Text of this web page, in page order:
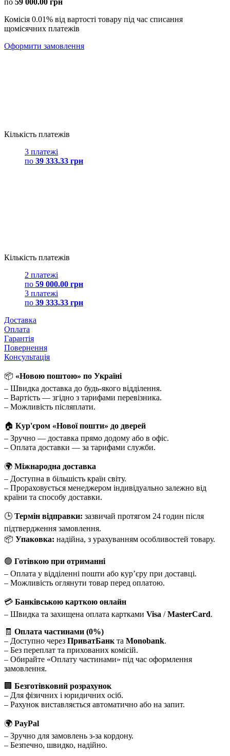
Комісія 0.01% від вартості товару під час списання
щомісячних платежів
Оформити замовлення
Кількість платежів
3 платежі
по 39 333.33 грн
Кількість платежів
2 платежі
по 59 000.00 грн
3 платежі
по 39 333.33 грн
Доставка
Оплата
Гарантія
Повернення
Консультація
📦 «Новою поштою» по Україні
– Швидка доставка до будь-якого відділення.
– Вартість — згідно з тарифами перевізника.
– Можливість післяплати.
🏠 Кур'єром «Нової пошти» до дверей
– Зручно — доставка прямо додому або в офіс.
– Оплата доставки — за тарифами служби.
🌍 Міжнародна доставка
– Доступна в більшість країн світу.
– Прораховується менеджером індивідуально залежно від
країни та способу доставки.
🕒 Термін відправки: зазвичай протягом 24 годин після
підтвердження замовлення.
📦 Упаковка: надійна, з урахуванням особливостей товару.
🟢 Готівкою при отриманні
– Оплата у відділенні пошти або кур’єру при доставці.
– Можливість оглянути товар перед оплатою.
💳 Банківською карткою онлайн
– Швидка та захищена оплата картками Visa /MasterCard.
🧾 Оплата частинами (0%)
– Доступно через ПриватБанк та Monobank.
– Без переплат та прихованих комісій.
– Обирайте «Оплату частинами» під час оформлення
замовлення.
🏢 Безготівковий розрахунок
– Для фізичних і юридичних осіб.
– Рахунок виставляється автоматично або на запит.
🌍 PayPal
– Зручно для замовлень з-за кордону.
– Безпечно, швидко, надійно.